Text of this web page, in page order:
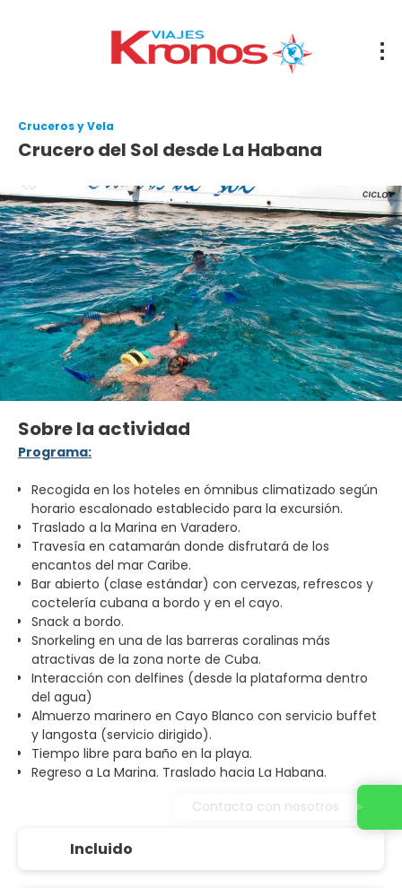
Cruceros y Vela
Crucero del Sol desde La Habana
Sobre la actividad
Programa:
Recogida en los hoteles en ómnibus climatizado según
horario escalonado establecido para la excursión.
Traslado a la Marina en Varadero.
Travesía en catamarán donde disfrutará de los
encantos del mar Caribe.
Bar abierto (clase estándar) con cervezas, refrescos y
coctelería cubana a bordo y en el cayo.
Snack a bordo.
Snorkeling en una de las barreras coralinas más
atractivas de la zona norte de Cuba.
Interacción con delfines (desde la plataforma dentro
del agua)
Almuerzo marinero en Cayo Blanco con servicio buffet
y langosta (servicio dirigido).
Tiempo libre para baño en la playa.
Regreso a La Marina. Traslado hacia La Habana.
Incluido
Contacta con nosotros